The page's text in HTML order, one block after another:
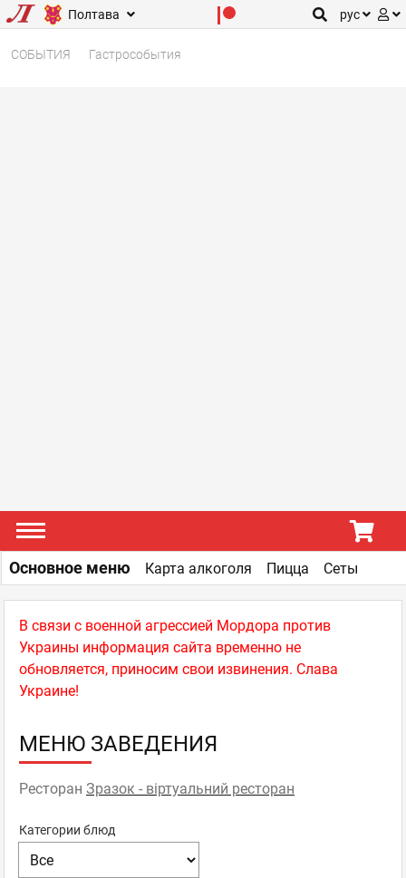
Полтава рус
СОБЫТИЯ Гастрособытия
В связи с военной агрессией Мордора против
Украины информация сайта временно не
обновляется, приносим свои извинения. Слава
Украине!
МЕНЮ ЗАВЕДЕНИЯ
Ресторан Зразок - віртуальний ресторан
Категории блюд
Основное меню Карта алкоголя Пицца Сеты